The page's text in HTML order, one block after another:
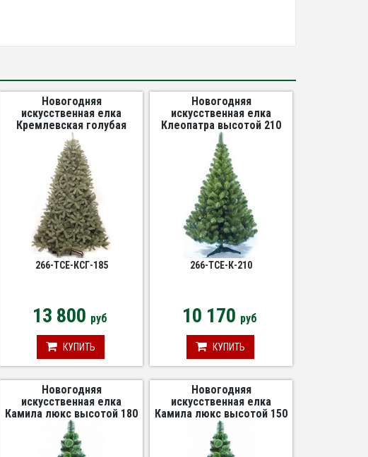
Новогодняя
искусственная елка
Кремлевская голубая
высотой 185 см
266-TCE-КСГ-185
13 800 руб
КУПИТЬ
Новогодняя
искусственная елка
Клеопатра высотой 210
см
266-TCE-К-210
10 170 руб
КУПИТЬ
Новогодняя
искусственная елка
Камила люкс высотой 180
см
Новогодняя
искусственная елка
Камила люкс высотой 150
см